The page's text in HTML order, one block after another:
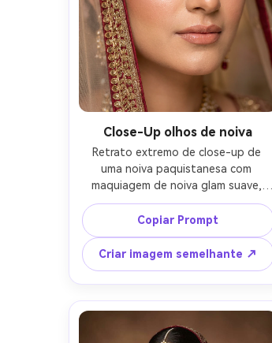
Close-Up olhos de noiva
Retrato extremo de close-up de
uma noiva paquistanesa com
maquiagem de noiva glam suave,
olhos forrados em kohl, cílios
longos, brilho de bronze quente,
contorno finamente misturado, pele
orvalhada, fronteira dupatta
enquadrando seu rosto,
profundidade de campo rasa, tirado
em Canon R5, macro 100mm, f/2.8,
poros ultra-realistas e detalhe da
Copiar Prompt
Criar imagem semelhante ↗